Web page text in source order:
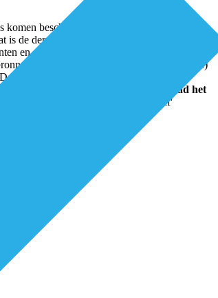
beschikbaar voor collega’s van andere
de derde stroming - dat partijen gezamenlijk
en specialistische zorg uit de tweede lijn en
(Wmo, Zorgverzekeringswet, Wlz, red.)
brede populatiegerichte benadering van
Kruis.
Download het
nr2_2017_GezondVeluwe_LR.pdf'